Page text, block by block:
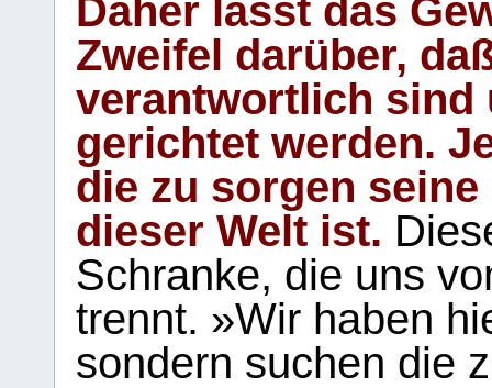
Daher lässt das
Zweifel darüber,
verantwortlich sind
gerichtet werden.
die zu sorgen
dieser Welt ist.
Schranke, die uns
trennt. »Wir haben
sondern suchen die